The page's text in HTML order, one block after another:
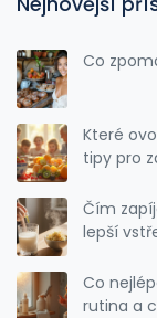
Co
Které
tipy pro
Čím
lepší
Co
rutina a